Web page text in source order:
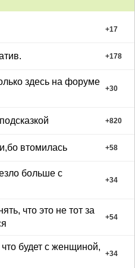
+17
+178
здесь на форуме
+30
+820
втомилась +58
больше с
+34
что это не тот за
+54
будет с женщиной,
+34